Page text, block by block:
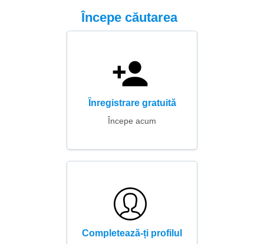
Începe căutarea
Înregistrare gratuită
Începe acum
Completează-ți profilul